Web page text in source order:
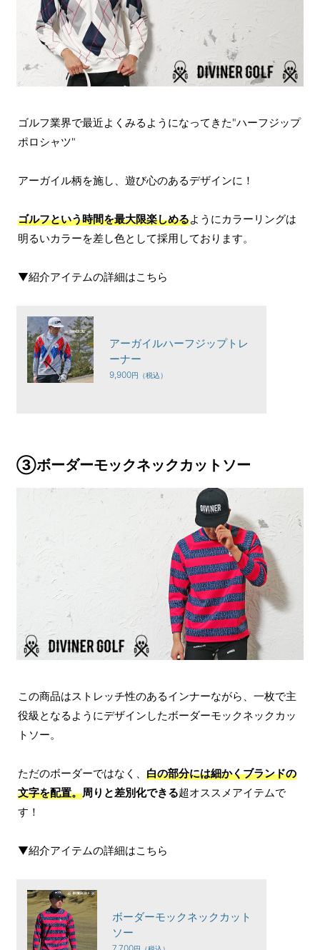
ゴルフ業界で最近よくみるようになってきた"ハーフジップ
ポロシャツ"
アーガイル柄を施し、遊び心のあるデザインに！
ゴルフという時間を最大限楽しめるようにカラーリングは
明るいカラーを差し色として採用しております。
▼紹介アイテムの詳細はこちら
アーガイルハーフジップトレ
ーナー
9,900
③ボーダーモックネックカットソー
この商品はストレッチ性のあるインナーながら、一枚で主
役級となるようにデザインしたボーダーモックネックカッ
トソー。
ただのボーダーではなく、 白の部分には細かくブランドの
文字を配置。周りと差別化できる超オススメアイテムで
す！
▼紹介アイテムの詳細はこちら
ボーダーモックネックカット
ソー